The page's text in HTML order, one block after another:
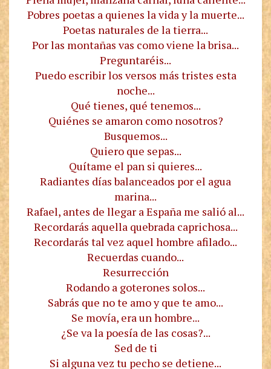
Pobres poetas a quienes la vida y la muerte...
Poetas naturales de la tierra...
Por las montañas vas como viene la brisa...
Preguntaréis...
Puedo escribir los versos más tristes esta
noche...
Qué tienes, qué tenemos...
Quiénes se amaron como nosotros?
Busquemos...
Quiero que sepas...
Quítame el pan si quieres...
Radiantes días balanceados por el agua
marina...
Rafael, antes de llegar a España me salió al...
Recordarás aquella quebrada caprichosa...
Recordarás tal vez aquel hombre afilado...
Recuerdas cuando...
Resurrección
Rodando a goterones solos...
Sabrás que no te amo y que te amo...
Se movía, era un hombre...
¿Se va la poesía de las cosas?...
Sed de ti
Si alguna vez tu pecho se detiene...